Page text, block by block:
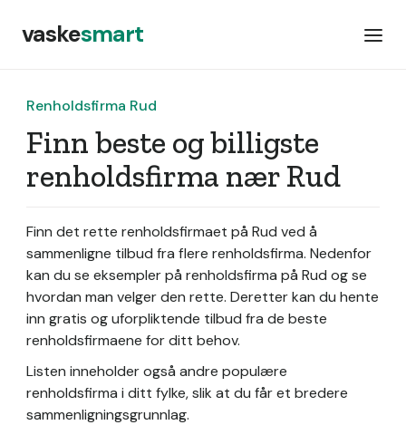
vaskesmart
Renholdsfirma Rud
Finn beste og billigste
renholdsfirma nær Rud
Finn det rette renholdsfirmaet på Rud ved å
sammenligne tilbud fra flere renholdsfirma. Nedenfor
kan du se eksempler på renholdsfirma på Rud og se
hvordan man velger den rette. Deretter kan du hente
inn gratis og uforpliktende tilbud fra de beste
renholdsfirmaene for ditt behov.
Listen inneholder også andre populære
renholdsfirma i ditt fylke, slik at du får et bredere
sammenligningsgrunnlag.